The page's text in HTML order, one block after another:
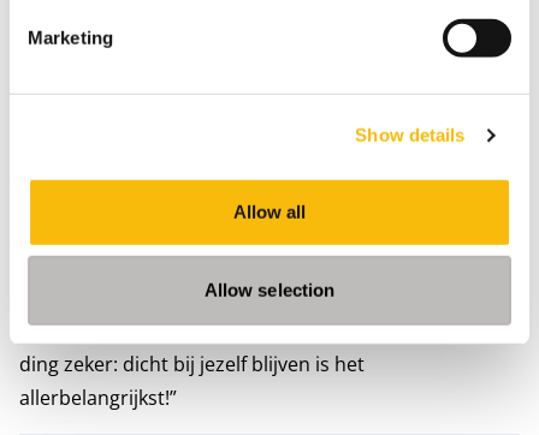
Marketing
Show details
Allow all
Allow selection
groot compliment.”
Haar MBA is dan wel afgerond, achteroverleunen is er
voor Schuler niet bij. “Ik ben behoorlijk ambitieus en wil
mijn thesis aan het omzetten naar een publicatie.
Verder ben ik mij aan het oriënteren waar mijn kracht
zit en waar ik energie van krijg. Al weet ik inmiddels één
ding zeker: dicht bij jezelf blijven is het
allerbelangrijkst!”